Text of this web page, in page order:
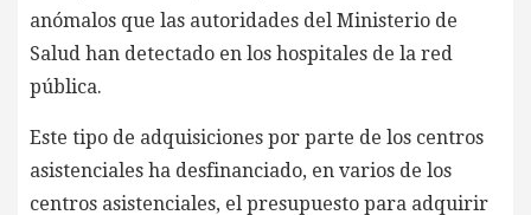
anómalos que las autoridades del Ministerio de
Salud han detectado en los hospitales de la red
pública.
Este tipo de adquisiciones por parte de los centros
asistenciales ha desfinanciado, en varios de los
centros asistenciales, el presupuesto para adquirir